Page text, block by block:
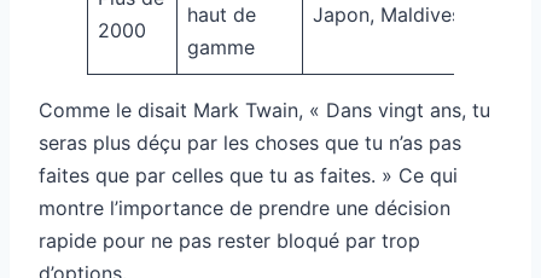
2000
haut de
gamme
Japon, Maldives
Comme le disait Mark Twain, « Dans vingt ans, tu
seras plus déçu par les choses que tu n’as pas
faites que par celles que tu as faites. » Ce qui
montre l’importance de prendre une décision
rapide pour ne pas rester bloqué par trop
d’options.